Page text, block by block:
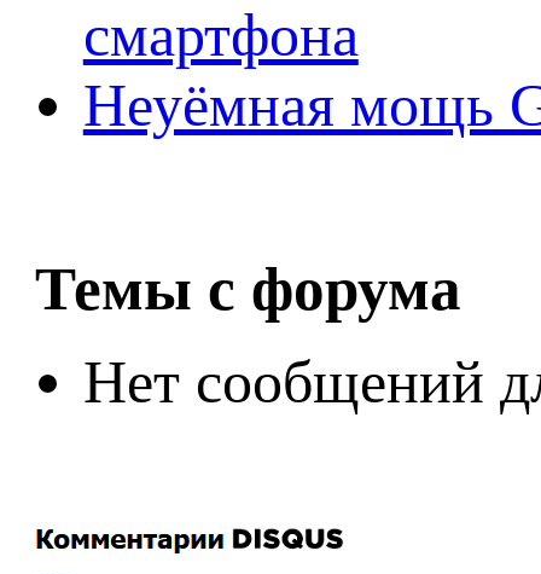
смартфона
Неуёмная мощь
Темы с форума
Нет сообщений